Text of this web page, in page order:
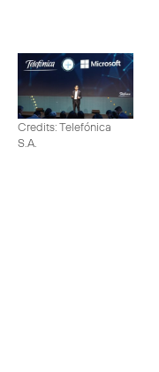
Credits: Telefónica
S.A.